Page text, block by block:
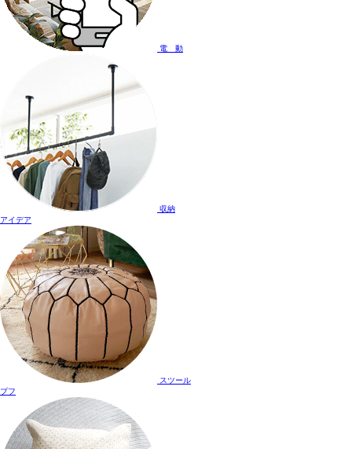
電 動
収納
アイデア
スツール
プフ